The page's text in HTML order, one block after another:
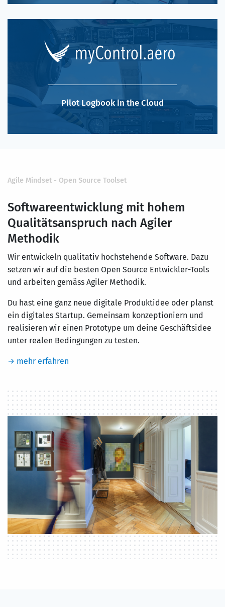
Pilot Logbook in the Cloud
Agile Mindset - Open Source Toolset
Softwareentwicklung mit hohem
Qualitätsanspruch nach Agiler
Methodik
Wir entwickeln qualitativ hochstehende Software. Dazu
setzen wir auf die besten Open Source Entwickler-Tools
und arbeiten gemäss Agiler Methodik.
Du hast eine ganz neue digitale Produktidee oder planst
ein digitales Startup. Gemeinsam konzeptioniern und
realisieren wir einen Prototype um deine Geschäftsidee
unter realen Bedingungen zu testen.
→ mehr erfahren